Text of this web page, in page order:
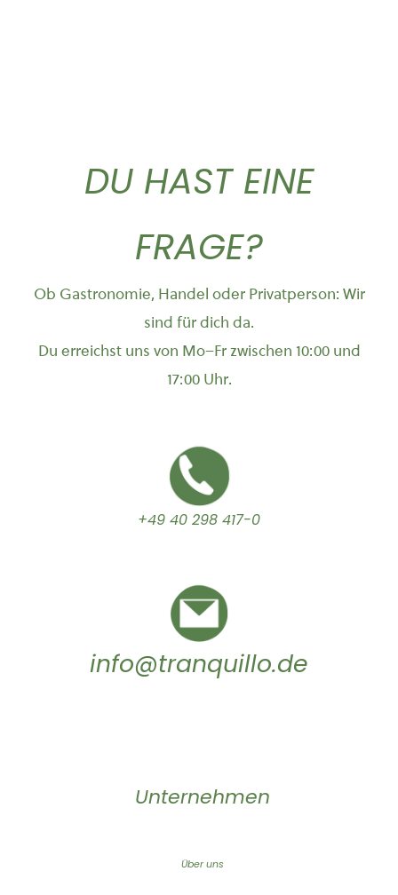
DU HAST EINE
FRAGE?
Ob Gastronomie, Handel oder Privatperson: Wir
sind für dich da.
Du erreichst uns von Mo–Fr zwischen 10:00 und
17:00 Uhr.
+49 40 298 417-0
info@tranquillo.de
Unternehmen
Über uns